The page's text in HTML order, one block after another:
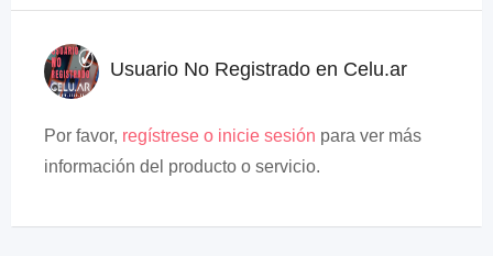
Usuario No Registrado en Celu.ar
Por favor, regístrese o inicie sesión para ver más
información del producto o servicio.